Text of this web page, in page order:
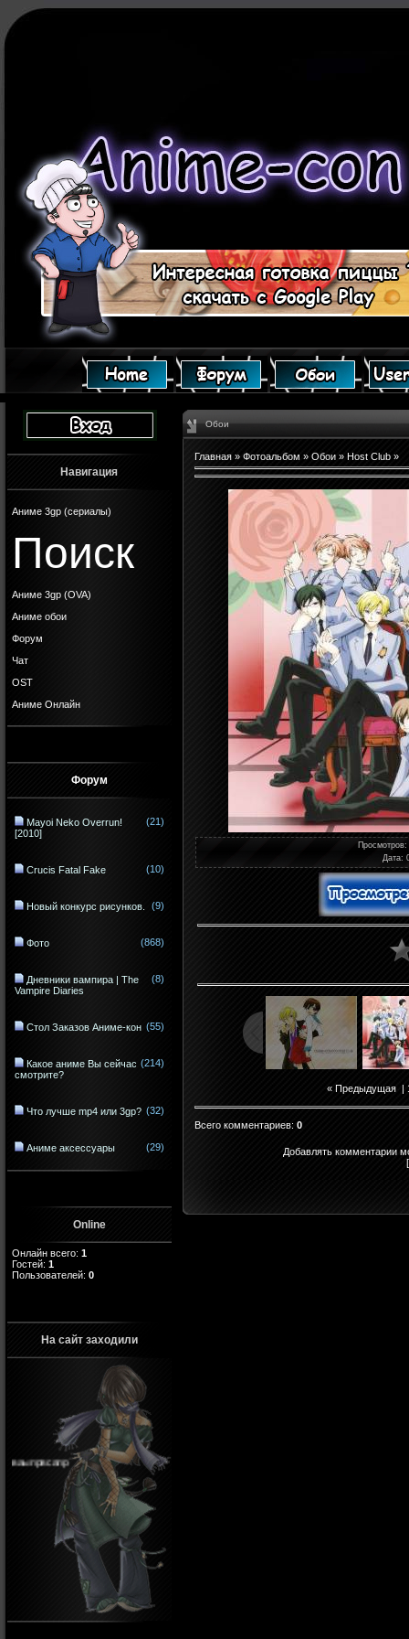
Навигация
Аниме 3gp (сериалы)
Поиск
Аниме 3gp (OVA)
Аниме обои
Форум
Чат
OST
Аниме Онлайн
Форум
Mayoi Neko Overrun!
[2010]
(21)
Crucis Fatal Fake (10)
Новый конкурс рисунков. (9)
Фото (868)
Дневники вампира | The
Vampire Diaries
(8)
Стол Заказов Аниме-кон (55)
Какое аниме Вы сейчас
смотрите?
(214)
Что лучше mp4 или 3gp? (32)
Аниме аксессуары (29)
Online
Онлайн всего: 1
Гостей: 1
Пользователей: 0
На сайт заходили
ваыпрвсапр
Обои
Главная » Фотоальбом » Обои » Host Club »
Просмотров:
Дата:
« Предыдущая |
Всего комментариев: 0
Добавлять комментарии